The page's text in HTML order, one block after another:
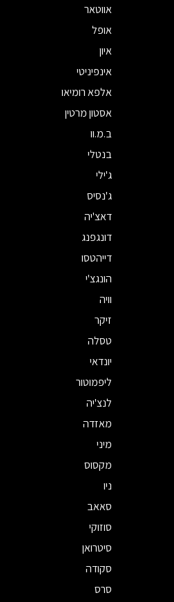
אווטאר
אופל
איון
אינפיניטי
אלפא רומיאו
אסטון מרטין
ב.מ.וו
בנטלי
ג'ילי
ג'נסיס
דאצ'יה
דונגפנג
דייהטסו
הונגצ'י
וויה
זיקר
טסלה
יונדאי
ליפמוטור
לנצ'יה
מאזדה
מיני
מקסוס
ניו
סאאב
סוזוקי
סיטרואן
סקודה
סרס